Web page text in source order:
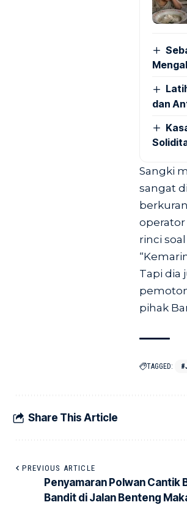
dan
Sangki
sangat
operator
rinci
Tapi dia
pihak
TAGGED:
Share This Article
PREVIOUS ARTICLE
Penyamaran Polwan Cantik
Bandit di Jalan Benteng